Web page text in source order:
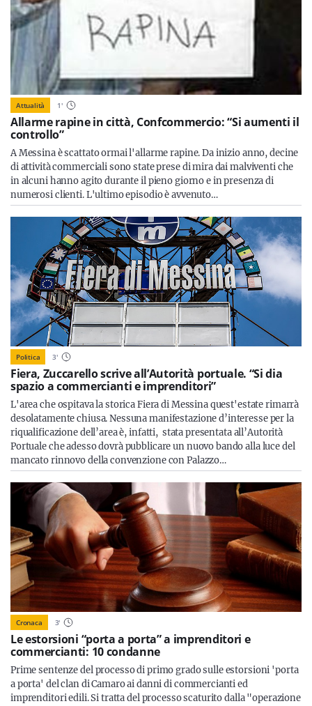
Attualità 1'
Allarme rapine in città, Confcommercio: “Si aumenti il
controllo”
A Messina è scattato ormai l'allarme rapine. Da inizio anno, decine
di attività commerciali sono state prese di mira dai malviventi che
in alcuni hanno agito durante il pieno giorno e in presenza di
numerosi clienti. L'ultimo episodio è avvenuto…
Politica 3'
Fiera, Zuccarello scrive all’Autorità portuale. “Si dia
spazio a commercianti e imprenditori”
L'area che ospitava la storica Fiera di Messina quest'estate rimarrà
desolatamente chiusa. Nessuna manifestazione d’interesse per la
riqualificazione dell’area è, infatti, stata presentata all’Autorità
Portuale che adesso dovrà pubblicare un nuovo bando alla luce del
mancato rinnovo della convenzione con Palazzo…
Cronaca 3'
Le estorsioni “porta a porta” a imprenditori e
commercianti: 10 condanne
Prime sentenze del processo di primo grado sulle estorsioni 'porta
a porta' del clan di Camaro ai danni di commercianti ed
imprenditori edili. Si tratta del processo scaturito dalla "operazione